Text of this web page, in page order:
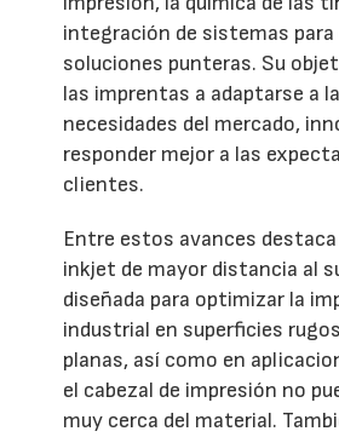
integración de sistemas
soluciones punteras. Su
las imprentas a adaptarse a
necesidades del mercado,
responder mejor a las
clientes.
Entre estos avances
inkjet de mayor distancia al
diseñada para optimizar la
industrial en superficies
planas, así como en
el cabezal de impresión no
muy cerca del material.